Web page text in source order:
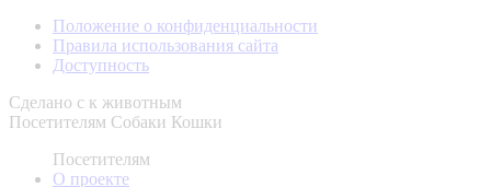
Положение о конфиденциальности
Правила использования сайта
Доступность
Сделано с к животным
Посетителям Собаки Кошки
Посетителям
О проекте